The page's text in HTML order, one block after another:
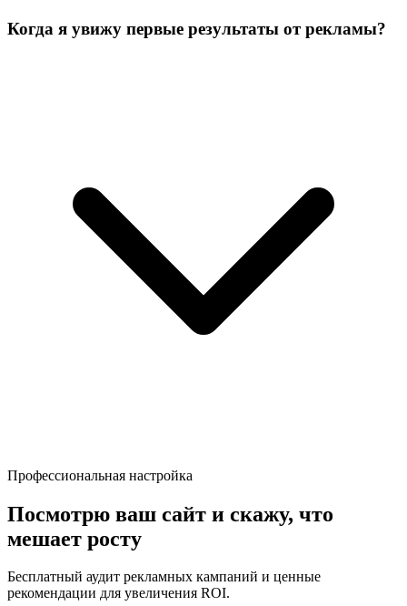
Когда я увижу первые результаты от рекламы?
Профессиональная настройка
Посмотрю ваш сайт и скажу, что
мешает росту
Бесплатный аудит рекламных кампаний и ценные
рекомендации для увеличения ROI.